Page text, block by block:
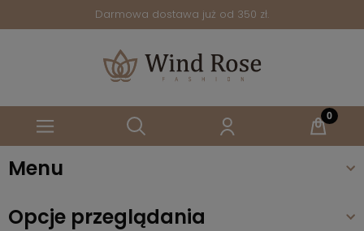
Darmowa dostawa już od 350 zł.
Menu
Opcje przeglądania